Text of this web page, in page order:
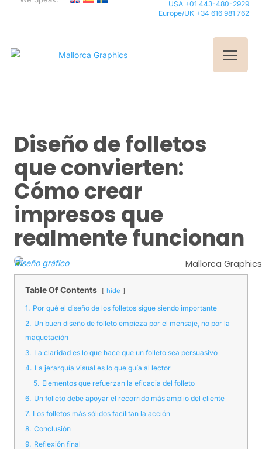
USA +01 443-480-2929
Europe/UK +34 616 981 762
Diseño de folletos
que convierten:
Cómo crear
impresos que
realmente funcionan
Diseño gráfico Mallorca Graphics
Table Of Contents hide
1. Por qué el diseño de los folletos sigue siendo importante
2. Un buen diseño de folleto empieza por el mensaje, no por la
maquetación
3. La claridad es lo que hace que un folleto sea persuasivo
4. La jerarquía visual es lo que guía al lector
5. Elementos que refuerzan la eficacia del folleto
6. Un folleto debe apoyar el recorrido más amplio del cliente
7. Los folletos más sólidos facilitan la acción
8. Conclusión
9. Reflexión final